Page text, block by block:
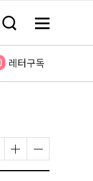
검
창
기
메
전
보
레터구독
글
자
크
글
자
크